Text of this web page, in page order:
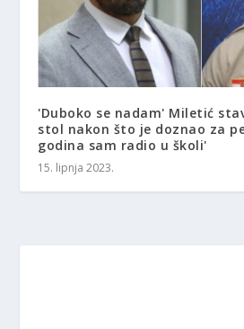
'Duboko se nadam' Miletić
stol nakon što je doznao za
godina sam radio u školi'
15. lipnja 2023.